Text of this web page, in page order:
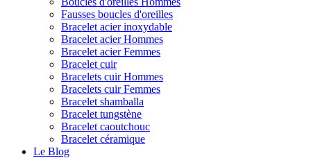
Fausses boucles d'oreilles
Bracelet acier inoxydable
Bracelet acier Hommes
Bracelet acier Femmes
Bracelet cuir
Bracelets cuir Hommes
Bracelets cuir Femmes
Bracelet shamballa
Bracelet tungstène
Bracelet caoutchouc
Bracelet céramique
Le Blog